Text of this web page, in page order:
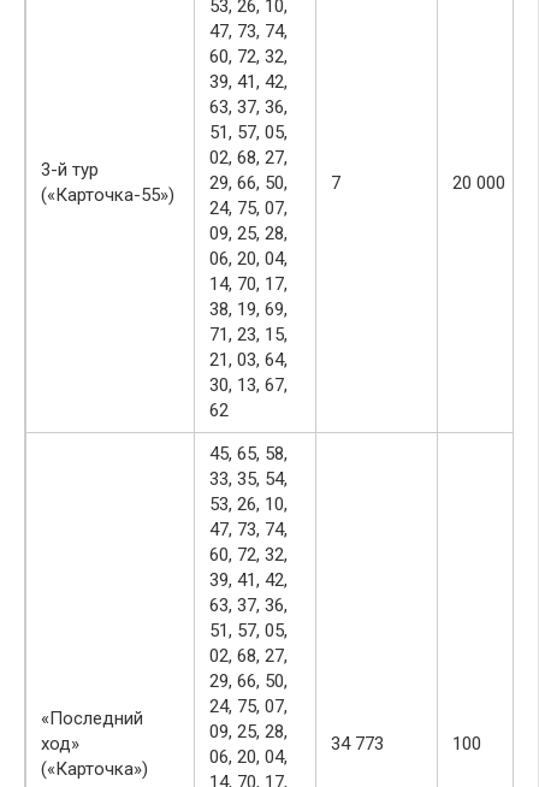
3-й тур
(«Карточка-55»)
53, 26, 10,
47, 73, 74,
60, 72, 32,
39, 41, 42,
63, 37, 36,
51, 57, 05,
02, 68, 27,
29, 66, 50,
24, 75, 07,
09, 25, 28,
06, 20, 04,
14, 70, 17,
38, 19, 69,
71, 23, 15,
21, 03, 64,
30, 13, 67,
62
7 20 000
«Последний
ход»
(«Карточка»)
45, 65, 58,
33, 35, 54,
53, 26, 10,
47, 73, 74,
60, 72, 32,
39, 41, 42,
63, 37, 36,
51, 57, 05,
02, 68, 27,
29, 66, 50,
24, 75, 07,
09, 25, 28,
06, 20, 04,
14, 70, 17,
34 773 100